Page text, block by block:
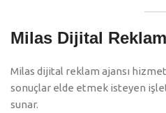
Milas Dijital
Milas dijital reklam ajansı
sonuçlar elde etmek isteyen
sunar.